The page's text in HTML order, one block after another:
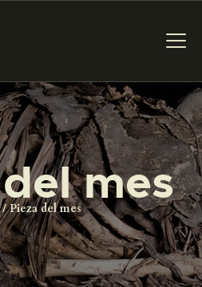
mes
Pieza del mes
LA VISITA